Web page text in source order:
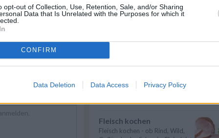
opt-out of Collection, Use, Retention, Sale, and/or Sharing
Data that Is Unrelated with the Purposes for which it
CONFIRM
Data Deletion Data Access Privacy Policy
Rezepte/
und Kohl Rezepte/
Rezepte
Gemüsesorten und ... » mehr
sich um minderwertiges Essen
Rindfleisch kochen - Wer ein
Fleisch kochen
Fleisch kochen - ob Rind, Wild,